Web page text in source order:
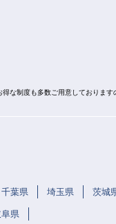
な制度も多数ご用意しておりま
千葉県 埼玉県 茨城
県